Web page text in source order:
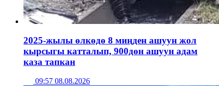
2025-жылы өлкөдө 8 миңден ашуун жол
кырсыгы катталып, 900дөн ашуун адам
каза тапкан
09:57 08.08.2026